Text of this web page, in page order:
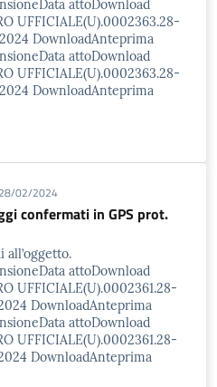
attoDownload
UFFICIALE(U).0002363.28-
DownloadAnteprima
attoDownload
UFFICIALE(U).0002363.28-
DownloadAnteprima
28/02/2024
confermati in GPS prot.
all’oggetto.
attoDownload
UFFICIALE(U).0002361.28-
DownloadAnteprima
attoDownload
UFFICIALE(U).0002361.28-
DownloadAnteprima